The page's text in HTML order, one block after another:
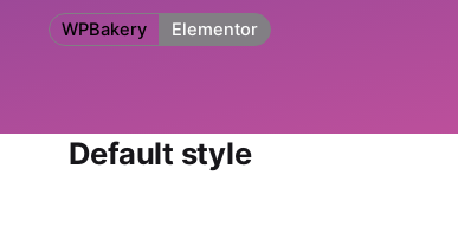
WPBakery Elementor
Default style